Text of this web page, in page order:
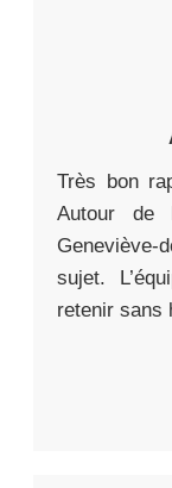
Très bon
Autour de
sujet.
retenir sans